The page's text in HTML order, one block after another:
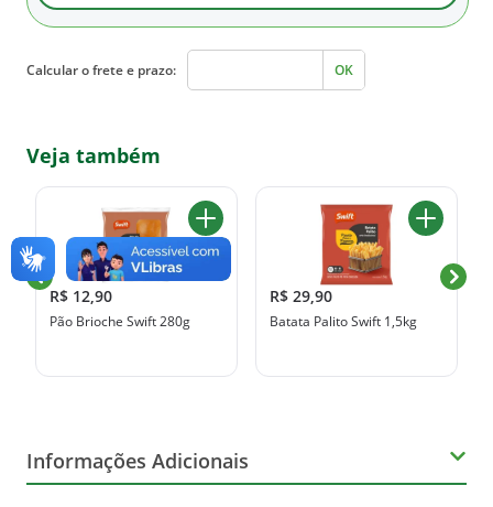
Calcular o frete e prazo: OK
Veja também
R$ 12,90
Pão Brioche Swift 280g
R$ 29,90
Batata Palito Swift 1,5kg
Informações Adicionais